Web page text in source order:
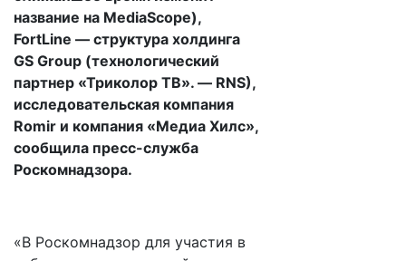
название на MediaScope),
FortLine — структура холдинга
GS Group (технологический
партнер «Триколор ТВ». — RNS),
исследовательская компания
Romir и компания «Медиа Хилс»,
сообщила пресс-служба
Роскомнадзора.
«В Роскомнадзор для участия в